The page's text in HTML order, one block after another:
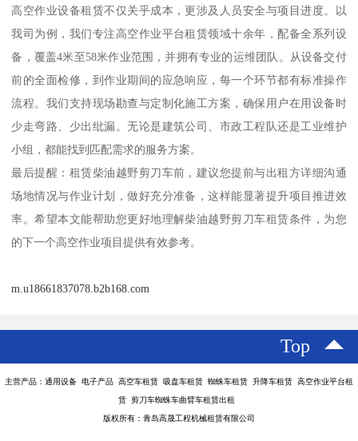
高空作业设备租赁不仅关乎成本，更涉及人员安全与项目进度。以
我司为例，我们专注高空作业平台租赁领域十余年，配备全系列设
备，覆盖4米至58米作业范围，并拥有专业的运维团队。从设备交付
前的全面检修，到作业期间的应急响应，每一个环节都有标准操作
流程。我们支持现场勘查与定制化施工方案，确保用户在用设备时
少走弯路、少出纰漏。无论是建筑公司、市政工程队还是工业维护
小组，都能找到匹配需求的服务方案。
最后提醒：租赁柴油越野剪刀车前，建议您提前与出租方详细沟通
场地情况与作业计划，做好充分准备，这样能显著提升项目推进效
率。希望本文能帮助您更好地理解柴油越野剪刀车租赁条件，为您
的下一个高空作业项目提供有效参考。
m.u18661837078.b2b168.com
Top
主营产品：通用设备 电子产品 高空车租赁 吸盘车租赁 蜘蛛车租赁 升降车租赁 高空作业平台租
赁 剪刀车蜘蛛车曲臂车租赁出租
版权所有：青岛高晟工程机械租赁有限公司